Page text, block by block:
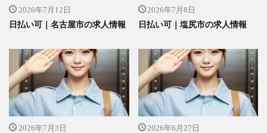
2026年7月12日
日払い可｜名古屋市の求人情報
2026年7月8日
日払い可｜塩尻市の求人情報
2026年7月3日 2026年6月27日